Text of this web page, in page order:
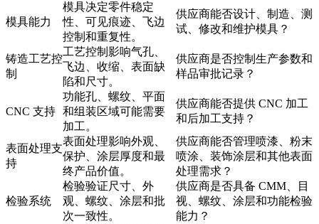
模具能力
模具决定零件稳定
性、可见痕迹、飞边
控制和重复性。
供应商能否设计、制造、测
试、修改和维护模具？
铸造工艺控
制
工艺控制影响气孔、
飞边、收缩、表面缺
陷和尺寸。
供应商是否控制生产参数和
样品审批记录？
CNC 支持
功能孔、螺纹、平面
和组装区域可能需要
加工。
供应商能否提供 CNC 加工
和后加工支持？
表面处理支
持
表面处理影响外观、
保护、涂层厚度和最
终产品价值。
供应商能否管理喷漆、粉末
喷涂、装饰涂层和其他表面
处理需求？
检验系统
检验验证尺寸、外
观、螺纹、涂层和批
次一致性。
供应商是否具备 CMM、目
视、螺纹、涂层和功能检验
能力？